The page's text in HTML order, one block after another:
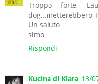
Troppo forte,
dog...metterebbero
Un saluto
simo
Rispondi
Kucina di Kiara 13/